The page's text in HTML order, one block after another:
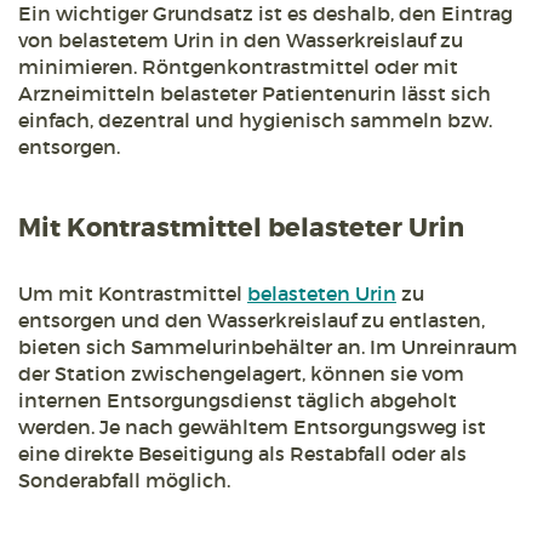
Ein wichtiger Grundsatz ist es deshalb, den Eintrag
von belastetem Urin in den Wasserkreislauf zu
minimieren. Röntgenkontrastmittel oder mit
Arzneimitteln belasteter Patientenurin lässt sich
einfach, dezentral und hygienisch sammeln bzw.
entsorgen.
Mit Kontrastmittel belasteter Urin
Um mit Kontrastmittel belasteten Urin zu
entsorgen und den Wasserkreislauf zu entlasten,
bieten sich Sammelurinbehälter an. Im Unreinraum
der Station zwischengelagert, können sie vom
internen Entsorgungsdienst täglich abgeholt
werden. Je nach gewähltem Entsorgungsweg ist
eine direkte Beseitigung als Restabfall oder als
Sonderabfall möglich.